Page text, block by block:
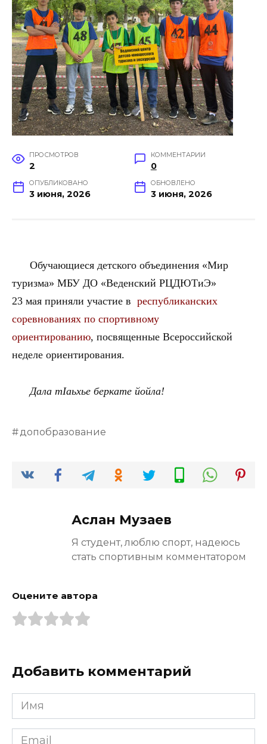
ПРОСМОТРОВ
2
КОММЕНТАРИИ
0
ОПУБЛИКОВАНО
3 июня, 2026
ОБНОВЛЕНО
3 июня, 2026
Обучающиеся детского объединения «Мир
туризма» МБУ ДО «Веденский РЦДЮТиЭ»
23 мая приняли участие в республиканских
соревнованиях по спортивному
ориентированию, посвященные Всероссийской
неделе ориентирования.
Дала тӀаьхье беркате йойла!
допобразование
Аслан Музаев
Я студент, люблю спорт, надеюсь
стать спортивным комментатором
Оцените автора
Добавить комментарий
Имя
*
Email